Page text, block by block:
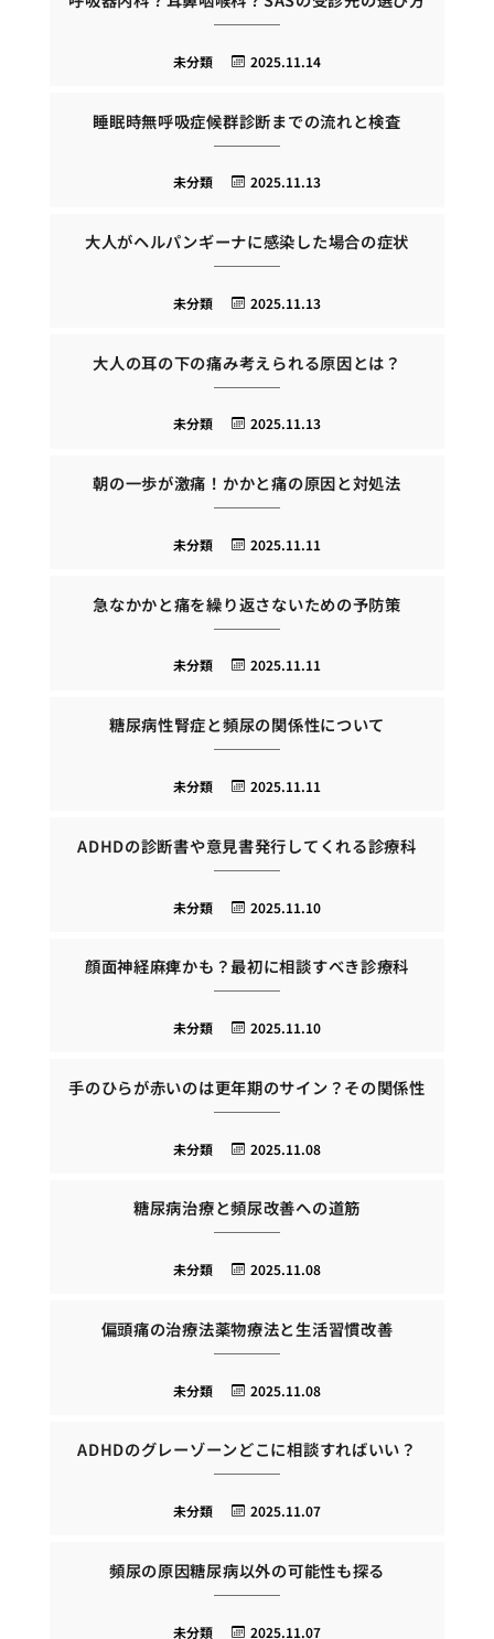
2025.11.14
未分類
睡眠時無呼吸症候群診断までの流れと検査
2025.11.13
未分類
大人がヘルパンギーナに感染した場合の症状
2025.11.13
未分類
大人の耳の下の痛み考えられる原因とは？
2025.11.13
未分類
朝の一歩が激痛！かかと痛の原因と対処法
2025.11.11
未分類
急なかかと痛を繰り返さないための予防策
2025.11.11
未分類
糖尿病性腎症と頻尿の関係性について
2025.11.11
未分類
ADHDの診断書や意見書発行してくれる診療科
2025.11.10
未分類
顔面神経麻痺かも？最初に相談すべき診療科
2025.11.10
未分類
手のひらが赤いのは更年期のサイン？その関係性
2025.11.08
未分類
糖尿病治療と頻尿改善への道筋
2025.11.08
未分類
偏頭痛の治療法薬物療法と生活習慣改善
2025.11.08
未分類
ADHDのグレーゾーンどこに相談すればいい？
2025.11.07
未分類
頻尿の原因糖尿病以外の可能性も探る
2025.11.07
未分類